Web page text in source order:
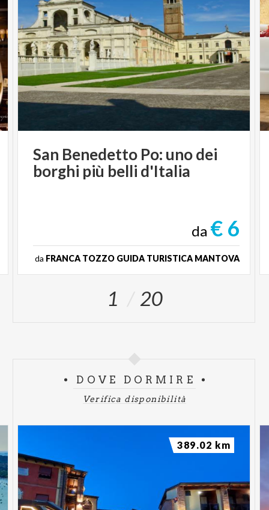
San Benedetto Po: unodei
borghi più belli d'Italia
da € 6
da FRANCA TOZZO GUIDA TURISTICA MANTOVA
1 20
DOVE DORMIRE
Verifica disponibilità
389.02 km